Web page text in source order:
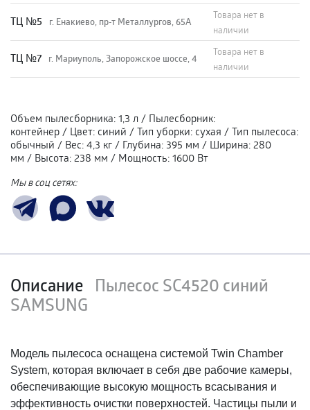
TЦ №5 г. Енакиево, пр-т Металлургов, 65А
Товара нет в
наличии
ТЦ №7 г. Мариуполь, Запорожское шоссе, 4
Товара нет в
наличии
Объем пылесборника: 1,3 л / Пылесборник:
контейнер / Цвет: синий / Тип уборки: сухая / Тип пылесоса:
обычный / Вес: 4,3 кг / Глубина: 395 мм / Ширина: 280
мм / Высота: 238 мм / Мощность: 1600 Вт
Мы в соц сетях:
Описание Пылесос SC4520 синий
SAMSUNG
Модель пылесоса оснащена системой Twin Chamber
System, которая включает в себя две рабочие камеры,
обеспечивающие высокую мощность всасывания и
эффективность очистки поверхностей. Частицы пыли и